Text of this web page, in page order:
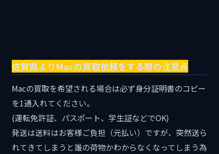
佐賀県よりMacの買取依頼をする際の注意点
Macの買取を希望される場合は必ず身分証明書のコピー
を1通入れてください。
(運転免許証、パスポート、学生証などでOK)
発送は送料はお客様ご負担（元払い）ですが、突然送ら
れてきてしまうと誰の荷物かわからなくなってしまう為